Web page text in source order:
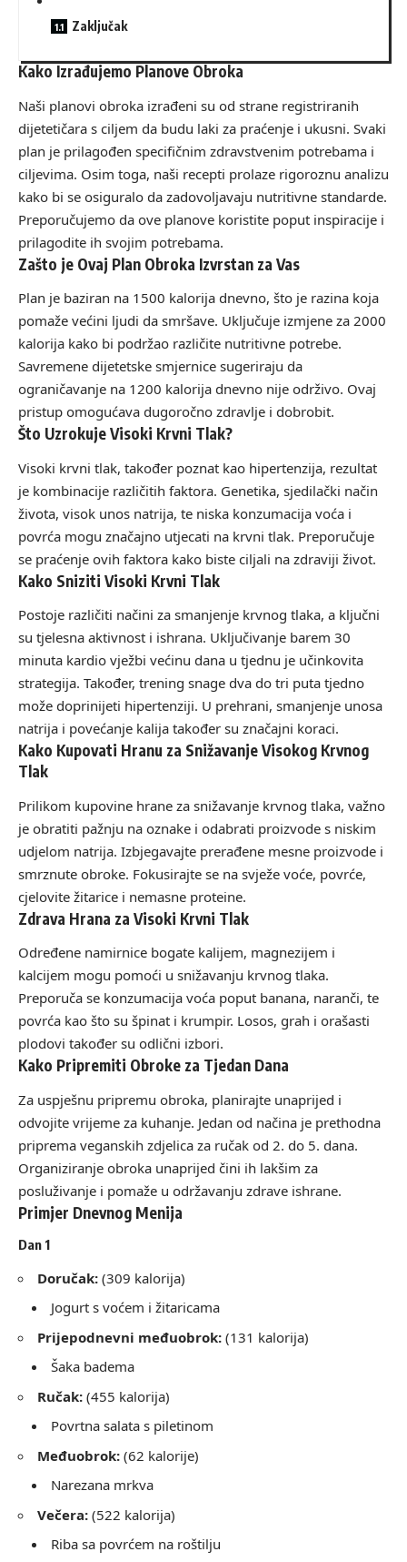
Zaključak
Kako Izrađujemo Planove Obroka
Naši planovi obroka izrađeni su od strane registriranih
dijetetičara s ciljem da budu laki za praćenje i ukusni. Svaki
plan je prilagođen specifičnim zdravstvenim potrebama i
ciljevima. Osim toga, naši recepti prolaze rigoroznu analizu
kako bi se osiguralo da zadovoljavaju nutritivne standarde.
Preporučujemo da ove planove koristite poput inspiracije i
prilagodite ih svojim potrebama.
Zašto je Ovaj Plan Obroka Izvrstan za Vas
Plan je baziran na 1500 kalorija dnevno, što je razina koja
pomaže većini ljudi da smršave. Uključuje izmjene za 2000
kalorija kako bi podržao različite nutritivne potrebe.
Savremene dijetetske smjernice sugeriraju da
ograničavanje na 1200 kalorija dnevno nije održivo. Ovaj
pristup omogućava dugoročno zdravlje i dobrobit.
Što Uzrokuje Visoki Krvni Tlak?
Visoki krvni tlak, također poznat kao hipertenzija, rezultat
je kombinacije različitih faktora. Genetika, sjedilački način
života, visok unos natrija, te niska konzumacija voća i
povrća mogu značajno utjecati na krvni tlak. Preporučuje
se praćenje ovih faktora kako biste ciljali na zdraviji život.
Kako Sniziti Visoki Krvni Tlak
Postoje različiti načini za smanjenje krvnog tlaka, a ključni
su tjelesna aktivnost i ishrana. Uključivanje barem 30
minuta kardio vježbi većinu dana u tjednu je učinkovita
strategija. Također, trening snage dva do tri puta tjedno
može doprinijeti hipertenziji. U prehrani, smanjenje unosa
natrija i povećanje kalija također su značajni koraci.
Kako Kupovati Hranu za Snižavanje Visokog Krvnog
Tlak
Prilikom kupovine hrane za snižavanje krvnog tlaka, važno
je obratiti pažnju na oznake i odabrati proizvode s niskim
udjelom natrija. Izbjegavajte prerađene mesne proizvode i
smrznute obroke. Fokusirajte se na svježe voće, povrće,
cjelovite žitarice i nemasne proteine.
Zdrava Hrana za Visoki Krvni Tlak
Određene namirnice bogate kalijem, magnezijem i
kalcijem mogu pomoći u snižavanju krvnog tlaka.
Preporuča se konzumacija voća poput banana, naranči, te
povrća kao što su špinat i krumpir. Losos, grah i orašasti
plodovi također su odlični izbori.
Kako Pripremiti Obroke za Tjedan Dana
Za uspješnu pripremu obroka, planirajte unaprijed i
odvojite vrijeme za kuhanje. Jedan od načina je prethodna
priprema veganskih zdjelica za ručak od 2. do 5. dana.
Organiziranje obroka unaprijed čini ih lakšim za
posluživanje i pomaže u održavanju zdrave ishrane.
Primjer Dnevnog Menija
Dan 1
Doručak: (309 kalorija)
Jogurt s voćem i žitaricama
Prijepodnevni međuobrok: (131 kalorija)
Šaka badema
Ručak: (455 kalorija)
Povrtna salata s piletinom
Međuobrok: (62 kalorije)
Narezana mrkva
Večera: (522 kalorija)
Riba sa povrćem na roštilju